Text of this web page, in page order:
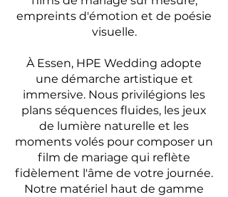
empreints d'émotion et de poésie
visuelle.
À Essen, HPE Wedding adopte
une démarche artistique et
immersive. Nous privilégions les
plans séquences fluides, les jeux
de lumière naturelle et les
moments volés pour composer un
film de mariage qui reflète
fidèlement l'âme de votre journée.
Notre matériel haut de gamme